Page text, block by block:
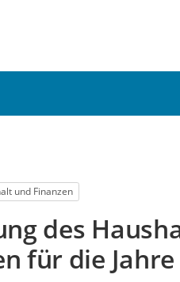
und Finanzen
des
für die